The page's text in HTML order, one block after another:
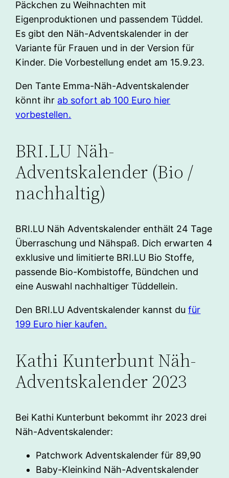
Päckchen zu Weihnachten mit
Eigenproduktionen und passendem Tüddel.
Es gibt den Näh-Adventskalender in der
Variante für Frauen und in der Version für
Kinder. Die Vorbestellung endet am 15.9.23.
Den Tante Emma-Näh-Adventskalender
könnt ihr ab sofort ab 100 Euro hier
vorbestellen.
BRI.LU Näh-
Adventskalender (Bio /
nachhaltig)
BRI.LU Näh Adventskalender enthält 24 Tage
Überraschung und Nähspaß. Dich erwarten 4
exklusive und limitierte BRI.LU Bio Stoffe,
passende Bio-Kombistoffe, Bündchen und
eine Auswahl nachhaltiger Tüddellein.
Den BRI.LU Adventskalender kannst dufür
199 Euro hier kaufen.
Kathi Kunterbunt Näh-
Adventskalender 2023
Bei Kathi Kunterbunt bekommt ihr 2023 drei
Näh-Adventskalender:
Patchwork Adventskalender für 89,90
Baby-Kleinkind Näh-Adventskalender